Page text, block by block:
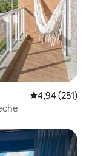
4,94 av 5 i
4,94 (251)